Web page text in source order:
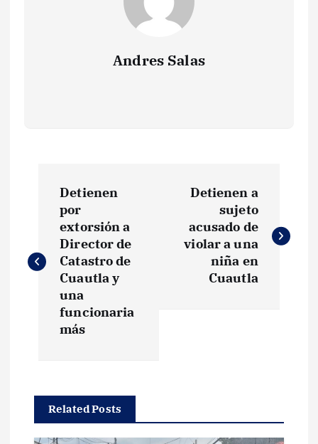
Andres Salas
v
c
Detienen
por
extorsión a
Director de
Catastro de
Cuautla y
una
funcionaria
más
Detienen a
sujeto
acusado de
violar a una
niña en
Cuautla
Related Posts